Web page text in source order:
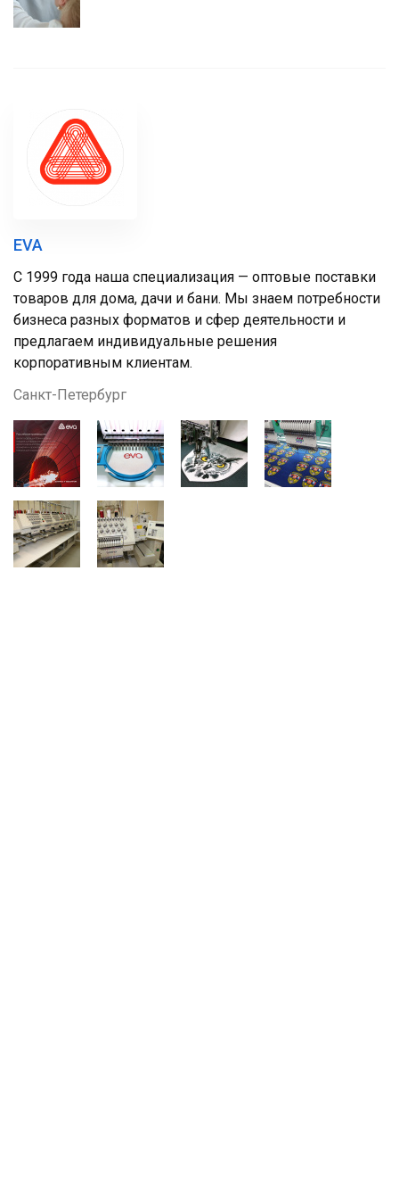
EVA
С 1999 года наша специализация — оптовые поставки
товаров для дома, дачи и бани. Мы знаем потребности
бизнеса разных форматов и сфер деятельности и
предлагаем индивидуальные решения
корпоративным клиентам.
Санкт-Петербург